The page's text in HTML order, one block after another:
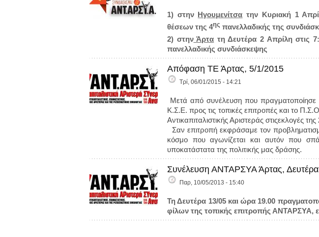
1) στην Ηγουμενίτσα την Κυριακή 1
θέσεων της 4ης πανελλαδικής της
2) στηνΆρτα τη Δευτέρα 2 Απρίλη στις
πανελλαδικής συνδιάσκεψης
Απόφαση ΤΕ Άρτας, 5/1/2015
Τρί, 06/01/2015 - 14:21
Μετά από συνέλευση που
Κ.Σ.Ε. προς τις τοπικές επιτροπές και το
Αντικαπιταλιστικής Αριστεράς στιςεκλογές
Σαν επιτροπή εκφράσαμε τον
κόσμο που αγωνίζεται και αυτόν που
υποκατάστατα της πολιτικής μας δράσης.
Συνέλευση ΑΝΤΑΡΣΥΑ Άρτας,
Παρ, 10/05/2013 - 15:40
Τη Δευτέρα 13/05 και ώρα 19.00
φίλων της τοπικής επιτροπής ΑΝΤΑΡΣΥΑ,